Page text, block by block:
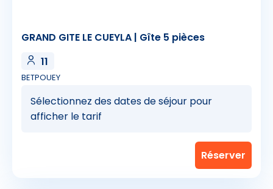
GRAND GITE LE CUEYLA | Gîte 5 pièces
11
BETPOUEY
Sélectionnez des dates de séjour pour
afficher le tarif